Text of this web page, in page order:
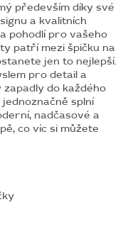
především díky své
a kvalitních
pohodlí pro vašeho
patří mezi špičku na
jen to nejlepší.
pro detail a
do každého
splní
nadčasové a
co víc si můžete